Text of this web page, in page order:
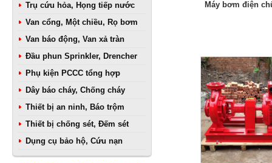
Trụ cứu hỏa, Họng tiếp nước
Van cổng, Một chiều, Rọ bơm
Van báo động, Van xả tràn
Đầu phun Sprinkler, Drencher
Phụ kiện PCCC tổng hợp
Dây báo cháy, Chống cháy
Thiết bị an ninh, Báo trộm
Thiết bị chống sét, Đếm sét
Dụng cụ bảo hộ, Cứu nạn
Máy bơm điện